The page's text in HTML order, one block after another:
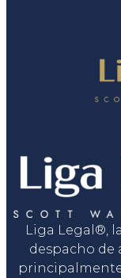
Liga Legal®,
despacho de